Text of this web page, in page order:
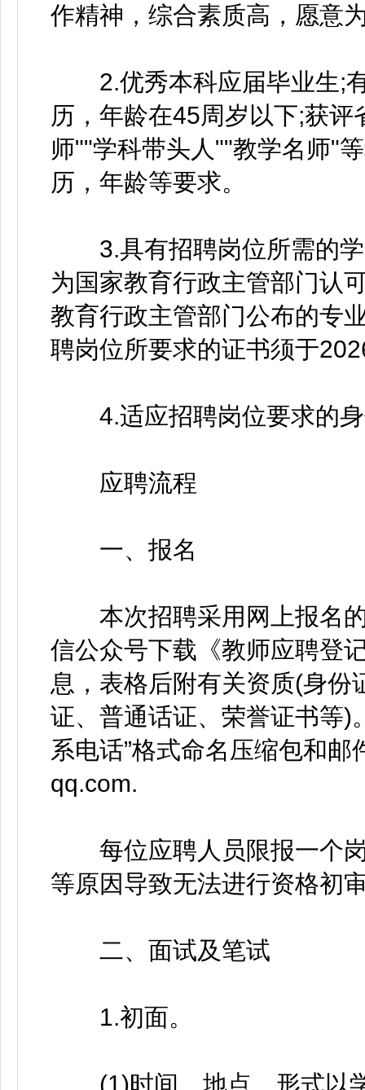
作精神，综合素质高，愿意
2.优秀本科应届毕业生;有
历，年龄在45周岁以下;获
师""学科带头人""教学名师"
历，年龄等要求。
3.具有招聘岗位所需的学
为国家教育行政主管部门认
教育行政主管部门公布的专
聘岗位所要求的证书须于
4.适应招聘岗位要求的身
应聘流程
一、报名
本次招聘采用网上报名的
信公众号下载《教师应聘登
息，表格后附有关资质(身份
证、普通话证、荣誉证书等)
系电话”格式命名压缩包和
qq.com.
每位应聘人员限报一个岗
等原因导致无法进行资格初
二、面试及笔试
1.初面。
(1)时间、地点、形式以